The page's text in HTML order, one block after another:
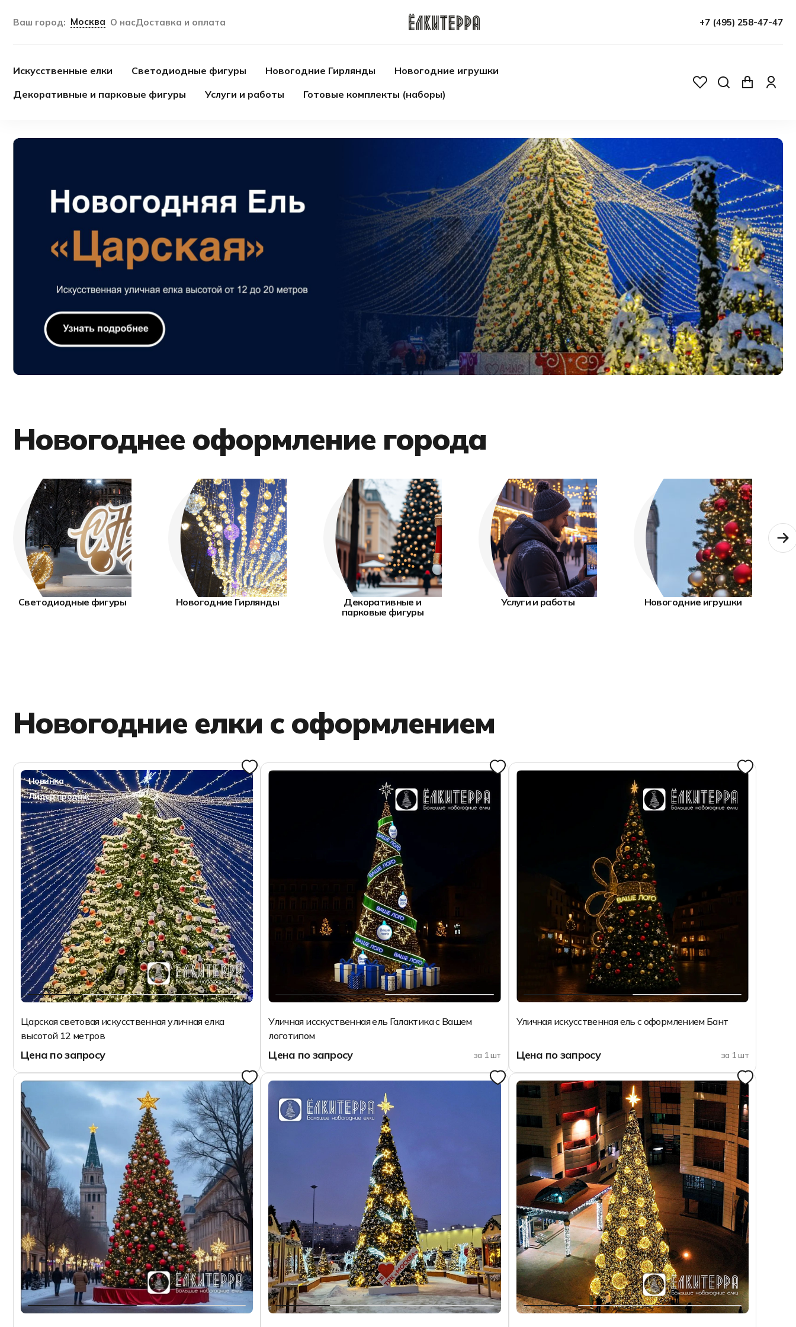
Ваш город: Москва О насДоставка и оплата +7 (495) 258-47-47
Искусственные елки Светодиодные фигуры Новогодние Гирлянды
Новогодние игрушки
Декоративные и парковые фигуры
Услуги и работы Готовые комплекты (наборы)
Новогоднее оформление города
Светодиодные фигуры Новогодние Гирлянды
Декоративные и
парковые фигуры
Услуги и работы Новогодние игрушки
Новогодние елки с оформлением
Новинка
Лидер продаж
Царская световая искусственная уличная елка
высотой 12 метров
Цена по запросу
Тепло-белый
Запросить цену
Уличная исскуственная ель Галактика с Вашем
логотипом
Цена по запросу за 1 шт
Уличная искусственная ель с оформлением Бант
Цена по запросу за 1 шт
Запросить цену